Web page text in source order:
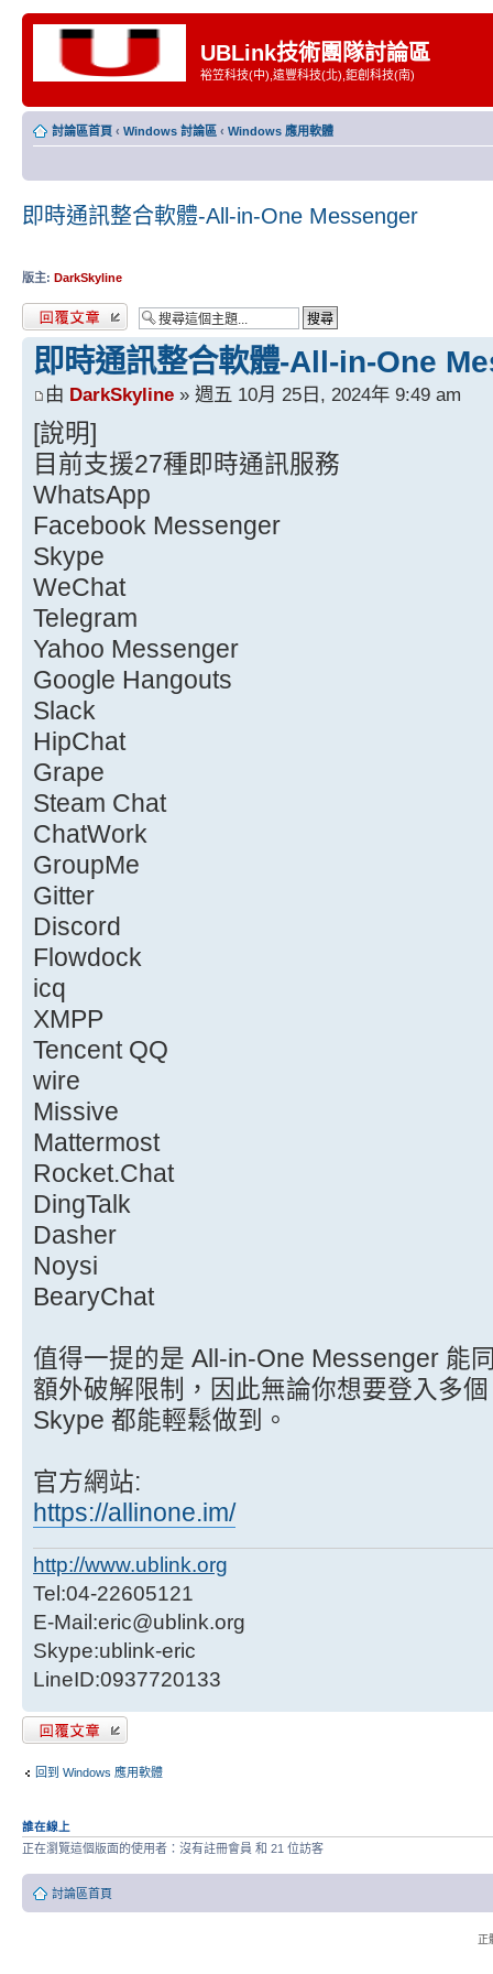
UBLink技術團隊討論區
裕笠科技(中),遠豐科技(北),鉅創科技(南)
討論區首頁 ‹ Windows 討論區 ‹ Windows 應用軟體
即時通訊整合軟體-All-in-One Messenger
版主: DarkSkyline
發表回覆
即時通訊整合軟體-All-in-One
由 DarkSkyline » 週五 10月 25日, 2024年 9:49 am
[說明]
目前支援27種即時通訊服務
WhatsApp
Facebook Messenger
Skype
WeChat
Telegram
Yahoo Messenger
Google Hangouts
Slack
HipChat
Grape
Steam Chat
ChatWork
GroupMe
Gitter
Discord
Flowdock
icq
XMPP
Tencent QQ
wire
Missive
Mattermost
Rocket.Chat
DingTalk
Dasher
Noysi
BearyChat
值得一提的是 All-in-One Messenger 能
額外破解限制，因此無論你想要登入多
Skype 都能輕鬆做到。
官方網站:
https://allinone.im/
http://www.ublink.org
Tel:04-22605121
E-Mail:eric@ublink.org
Skype:ublink-eric
LineID:0937720133
發表回覆
回到 Windows 應用軟體
誰在線上
正在瀏覽這個版面的使用者：沒有註冊會員 和 21 位訪客
討論區首頁
正